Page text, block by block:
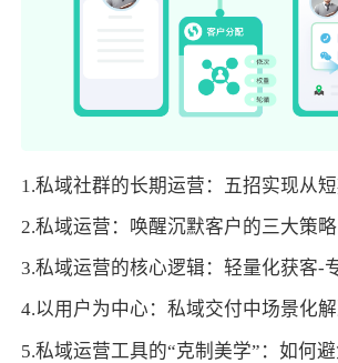
2.私域运营：唤醒沉默客户的三大策略